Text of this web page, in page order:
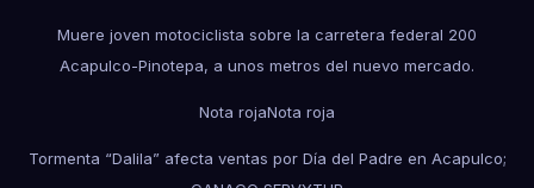
Muere joven motociclista sobre la carretera federal 200
Acapulco-Pinotepa, a unos metros del nuevo mercado.
Nota rojaNota roja
Tormenta “Dalila” afecta ventas por Día del Padre en Acapulco;